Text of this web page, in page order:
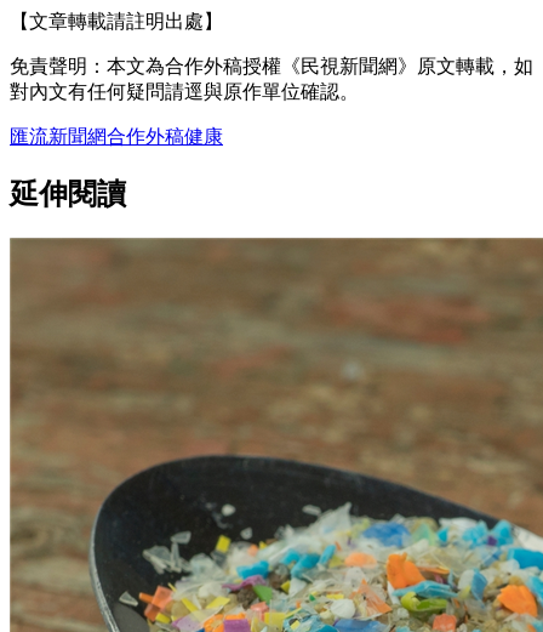
【文章轉載請註明出處】
免責聲明：本文為合作外稿授權《民視新聞網》原文轉載，如
對內文有任何疑問請逕與原作單位確認。
匯流新聞網合作外稿健康
延伸閱讀